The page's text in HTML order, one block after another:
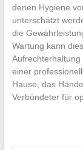
denen Hygiene
unterschätzt
die
Wartung kann
einer
Hause, das
Verbündeter für